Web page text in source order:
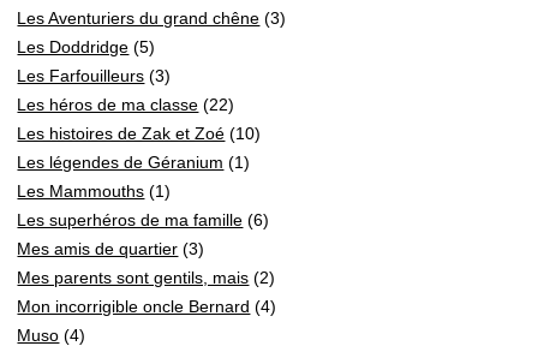
Les Aventuriers du grand chêne (3)
Les Doddridge (5)
Les Farfouilleurs (3)
Les héros de ma classe (22)
Les histoires de Zak et Zoé (10)
Les légendes de Géranium (1)
Les Mammouths (1)
Les superhéros de ma famille (6)
Mes amis de quartier (3)
Mes parents sont gentils, mais (2)
Mon incorrigible oncle Bernard (4)
Muso (4)